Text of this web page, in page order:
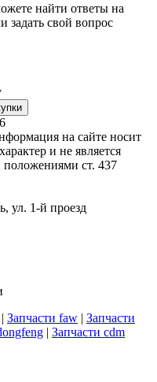
найти ответы на
задать свой вопрос
на сайте носит
и не является
ст. 437
ул. 1-й проезд
| Запчасти faw | Запчасти
| Запчасти cdm